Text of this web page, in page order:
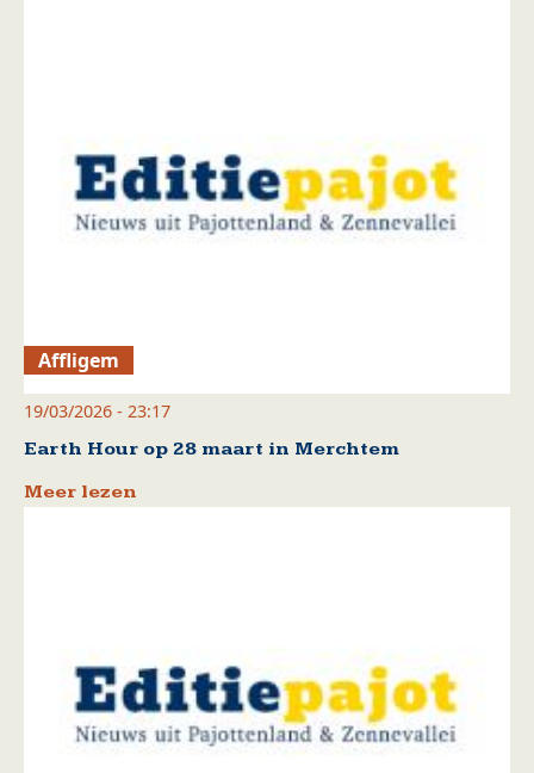
Affligem
19/03/2026 - 23:17
Earth Hour op 28 maart in Merchtem
Meer lezen